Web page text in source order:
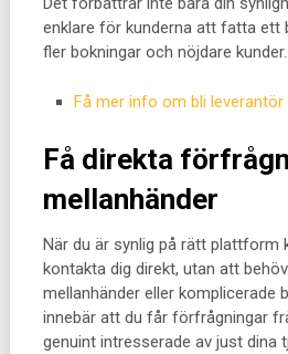
enklare för kunderna att fatta ett
fler bokningar och nöjdare kunder.
Få mer info om bli leverantör
Få direkta
mellanhänder
När du är synlig på rätt plattform
kontakta dig direkt, utan att
mellanhänder eller komplicerade
innebär att du får förfrågningar
genuint intresserade av just dina